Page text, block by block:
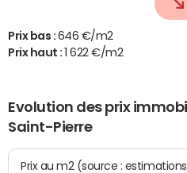
Prix bas : 646 €/m2
Prix haut :
1 622 €/m2
Evolution des prix
Saint-Pierre
Prix au m2 (source :